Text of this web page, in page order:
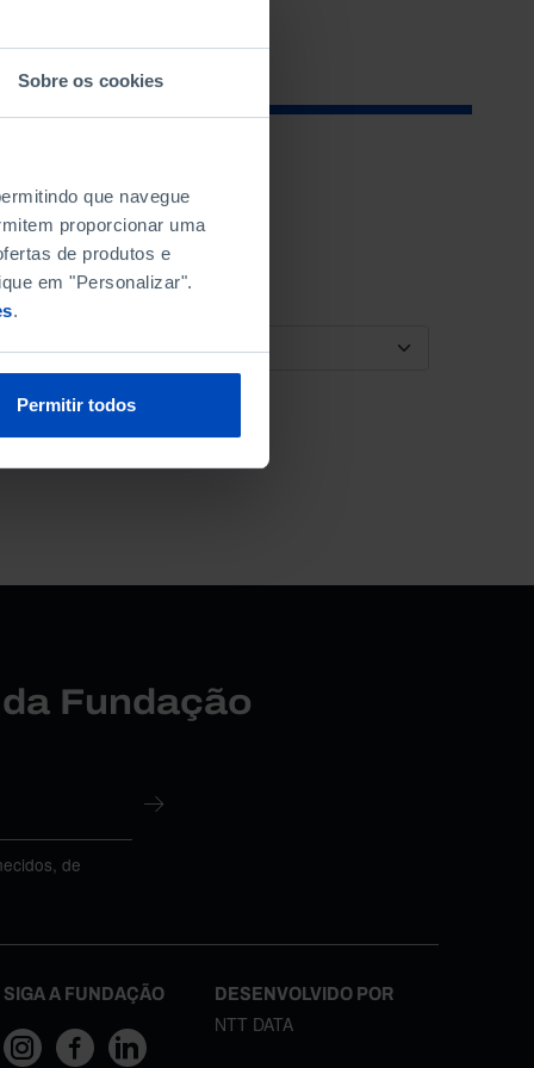
Sobre os cookies
que navegue
proporcionar uma
de produtos e
em "Personalizar".
.
Permitir todos
ORDENAR POR
Fundação
de
SIGA A FUNDAÇÃO DESENVOLVIDO POR
NTT DATA